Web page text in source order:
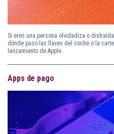
Si eres una persona olvidadiza o
dónde puso las llaves del coche o la
lanzamiento de Apple.
Apps de pago